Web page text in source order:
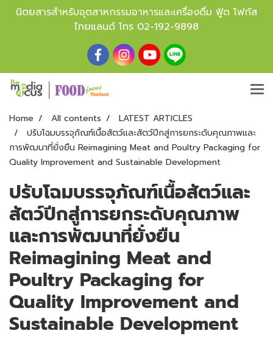
นิตยสารสำหรับอุตสาหกรรมอาหารและเครื่องดื่ม ฟู้ด โฟกัส
ไทยแลนด์ โทร 02-192-9898
Home All contents
LATEST ARTICLES
ปรับโฉมบรรจุภัณฑ์เนื้อสัตว์และสัตว์ปีกสู่การยกระดับคุณภาพและ
การพัฒนาที่ยั่งยืน Reimagining Meat and Poultry Packaging for
Quality Improvement and Sustainable Development
ปรับโฉมบรรจุภัณฑ์เนื้อสัตว์และ
สัตว์ปีกสู่การยกระดับคุณภาพ
และการพัฒนาที่ยั่งยืน
Reimagining Meat and
Poultry Packaging for
Quality Improvement and
Sustainable Development